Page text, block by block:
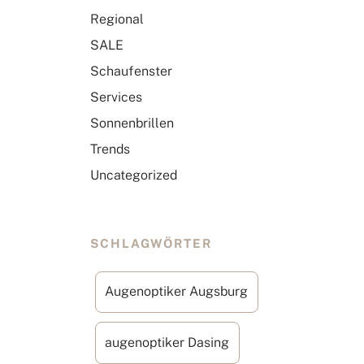
Regional
SALE
Schaufenster
Services
Sonnenbrillen
Trends
Uncategorized
SCHLAGWÖRTER
Augenoptiker Augsburg
augenoptiker Dasing